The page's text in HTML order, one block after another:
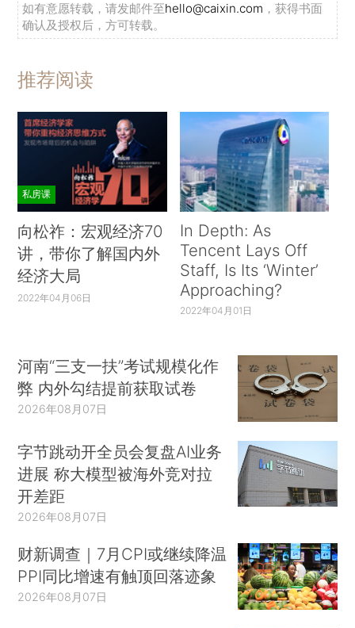
如有意愿转载，请发邮件至hello@caixin.com ，获得书面
确认及授权后，方可转载。
推荐阅读
私房课
向松祚：宏观经济70
讲，带你了解国内外
经济大局
2022年04月06日
In Depth: As
Tencent Lays Off
Staff, Is Its ‘Winter’
Approaching?
2022年04月01日
河南“三支一扶”考试规模化作
弊 内外勾结提前获取试卷
2026年08月07日
字节跳动开全员会复盘AI业务
进展 称大模型被海外竞对拉
开差距
2026年08月07日
财新调查｜7月CPI或继续降温
PPI同比增速有触顶回落迹象
2026年08月07日